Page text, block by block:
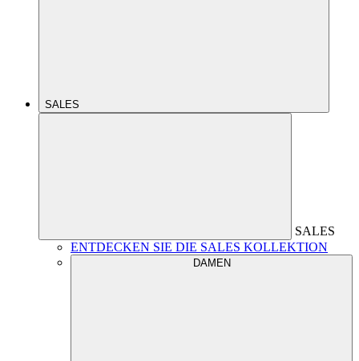
SALES
SALES
ENTDECKEN SIE DIE SALES KOLLEKTION
DAMEN